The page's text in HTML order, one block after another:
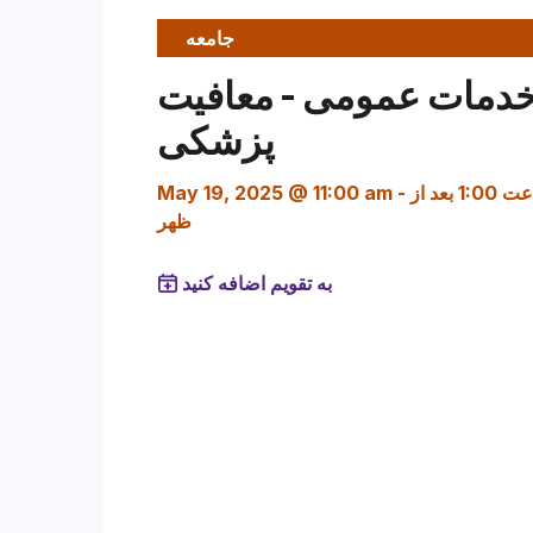
جامعه
عمومی - معافیت
پزشکی
May 19, 2025 @ 11:00 am - ساعت 1:00 بعد از
ظهر
به تقویم اضافه کنید